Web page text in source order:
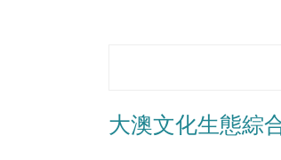
大澳文化生態綜